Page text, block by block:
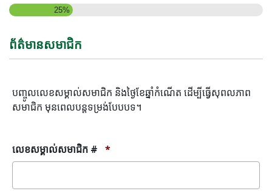
25%
ព័ត៌មានសមាជិក
បញ្ចូលលេខសម្គាល់សមាជិក និងថ្ងៃខែឆ្នាំកំណើត ដើម្បីធ្វើសុពលភាព
សមាជិក មុនពេលបន្តទម្រង់បែបបទ។
លេខសម្គាល់សមាជិក # *